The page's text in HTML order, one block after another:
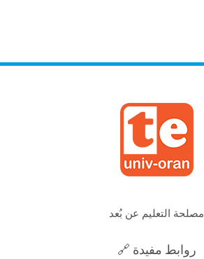
مصلحة التعليم عن بُعد
🔗 روابط مفيدة